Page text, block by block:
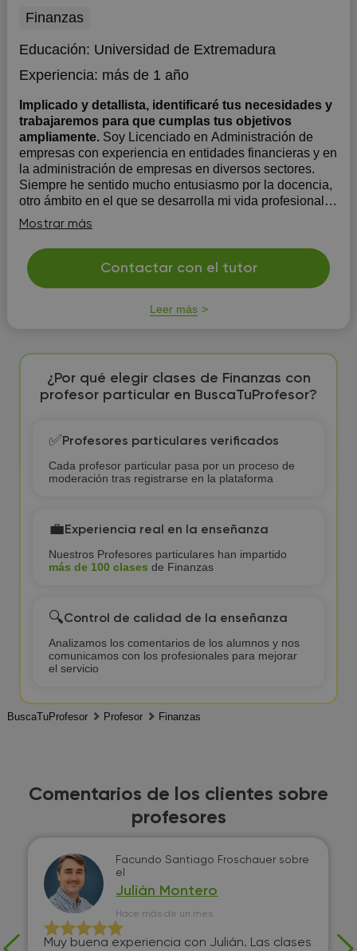
Finanzas
Educación: Universidad de Extremadura
Experiencia: más de 1 año
Implicado y detallista, identificaré tus necesidades y
trabajaremos para que cumplas tus objetivos
ampliamente. Soy Licenciado en Administración de
empresas con experiencia en entidades financieras y en
la administración de empresas en diversos sectores.
Siempre he sentido mucho entusiasmo por la docencia,
otro ámbito en el que se desarrolla mi vida profesional.
Mi método es identificar como es tu relación co...
Mostrar más
Contactar con el tutor
Leer más
¿Por qué elegir clases de Finanzas con
profesor particular en BuscaTuProfesor?
✅Profesores particulares verificados
Cada profesor particular pasa por un proceso de
moderación tras registrarse en la plataforma
💼Experiencia real en la enseñanza
Nuestros Profesores particulares han impartido
más de 100 clases de Finanzas
🔍Control de calidad de la enseñanza
Analizamos los comentarios de los alumnos y nos
comunicamos con los profesionales para mejorar
el servicio
BuscaTuProfesor Profesor Finanzas
Comentarios de los clientes sobre
profesores
Facundo Santiago Froschauer sobre
el
Julián Montero
Hace más de un mes
Muy buena experiencia con Julián. Las clases